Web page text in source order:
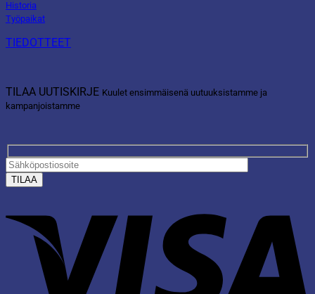
Historia
Työpaikat
TIEDOTTEET
TILAA UUTISKIRJE Kuulet ensimmäisenä uutuuksistamme ja
kampanjoistamme